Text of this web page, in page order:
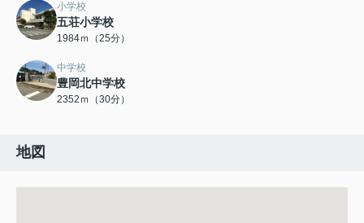
小学校
五荘小学校
1984ｍ（25分）
中学校
豊岡北中学校
2352ｍ（30分）
地図